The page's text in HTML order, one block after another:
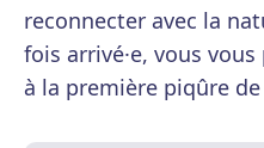
reconnecter avec la
fois arrivé·e, vous
à la première piqûre